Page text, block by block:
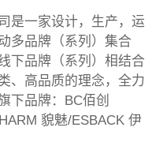
是一家设计，生产，运
多品牌（系列）集合
下品牌（系列）相结合
、高品质的理念，全力
下品牌：BC佰创
貌魅/ESBACK 伊